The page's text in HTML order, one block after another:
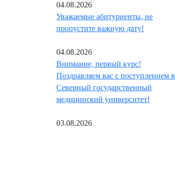
04.08.2026
Уважаемые абитуриенты, не
пропустите важную дату!
04.08.2026
Внимание, первый курс!
Поздравляем вас с поступлением в
Северный государственный
медицинский университет!
03.08.2026